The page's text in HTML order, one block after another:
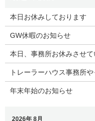
本日お休みしております
GW休暇のお知らせ
本日、事務所お休みさせて
トレーラーハウス事務所
年末年始のお知らせ
2026年 8月